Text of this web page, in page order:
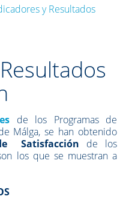
y Resultados
de los Programas de
Málga, se han obtenido
Satisfacción de los
los que se muestran a